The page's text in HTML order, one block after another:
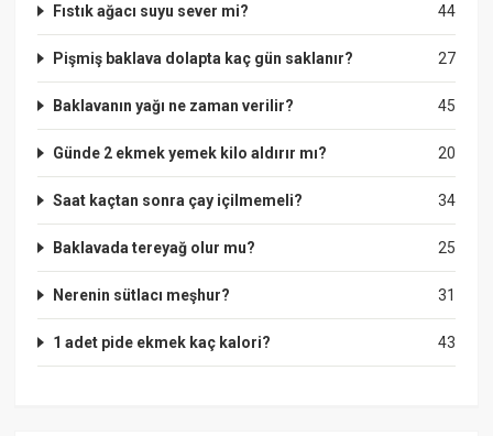
44
Fıstık ağacı suyu sever mi?
27
Pişmiş baklava dolapta kaç gün saklanır?
45
Baklavanın yağı ne zaman verilir?
20
Günde 2 ekmek yemek kilo aldırır mı?
34
Saat kaçtan sonra çay içilmemeli?
25
Baklavada tereyağ olur mu?
31
Nerenin sütlacı meşhur?
43
1 adet pide ekmek kaç kalori?